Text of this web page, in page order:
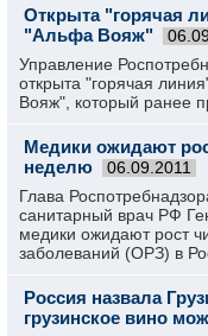
Открыта "горячая
"Альфа Вояж"
Управление
открыта "горячая
Вояж", который ранее
Медики ожидают
неделю
06.09.2011
Глава
санитарный врач РФ
медики ожидают рост
заболеваний (ОРЗ) в
Россия назвала
грузинское вино